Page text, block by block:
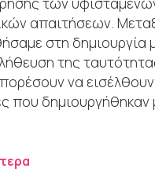
απαιτήσεων.
στη δημιουργία
της
να
που δημιουργήθηκαν